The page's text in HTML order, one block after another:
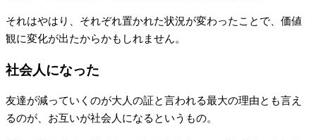
それはやはり、それぞれ置かれた状況が変わったことで、価値
観に変化が出たからかもしれません。
社会人になった
友達が減っていくのが大人の証と言われる最大の理由とも言え
るのが、お互いが社会人になるというもの。